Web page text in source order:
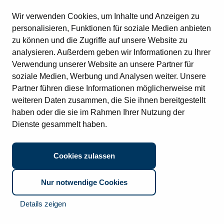
Wir verwenden Cookies, um Inhalte und Anzeigen zu
personalisieren, Funktionen für soziale Medien anbieten
zu können und die Zugriffe auf unsere Website zu
analysieren. Außerdem geben wir Informationen zu Ihrer
Verwendung unserer Website an unsere Partner für
soziale Medien, Werbung und Analysen weiter. Unsere
Partner führen diese Informationen möglicherweise mit
weiteren Daten zusammen, die Sie ihnen bereitgestellt
haben oder die sie im Rahmen Ihrer Nutzung der
Dienste gesammelt haben.
Cookies zulassen
Nur notwendige Cookies
Details zeigen
Vertragsverwaltung
Digitale Immobilienakte
Vertragsverwaltung (SAP)
Digitale Personalakte (SAP)
Digitale Personalakte
Digitale Poststelle
Archivierung (SAP)
Datenschutz:Ich habe den Datenschutzhinweis gelesen und
stimme diesem zu.
© 2026 CTO Balzuweit GmbH
Kontakt Datenschutz